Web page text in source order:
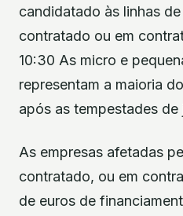
candidatado às linhas
contratado ou em
10:30 As micro e
representam a maioria
após as tempestades de
As empresas afetadas
contratado, ou em
de euros de